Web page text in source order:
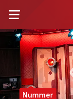
Nummer